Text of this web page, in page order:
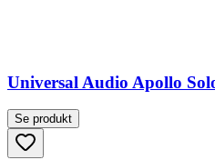
Universal Audio Apollo
Se produkt